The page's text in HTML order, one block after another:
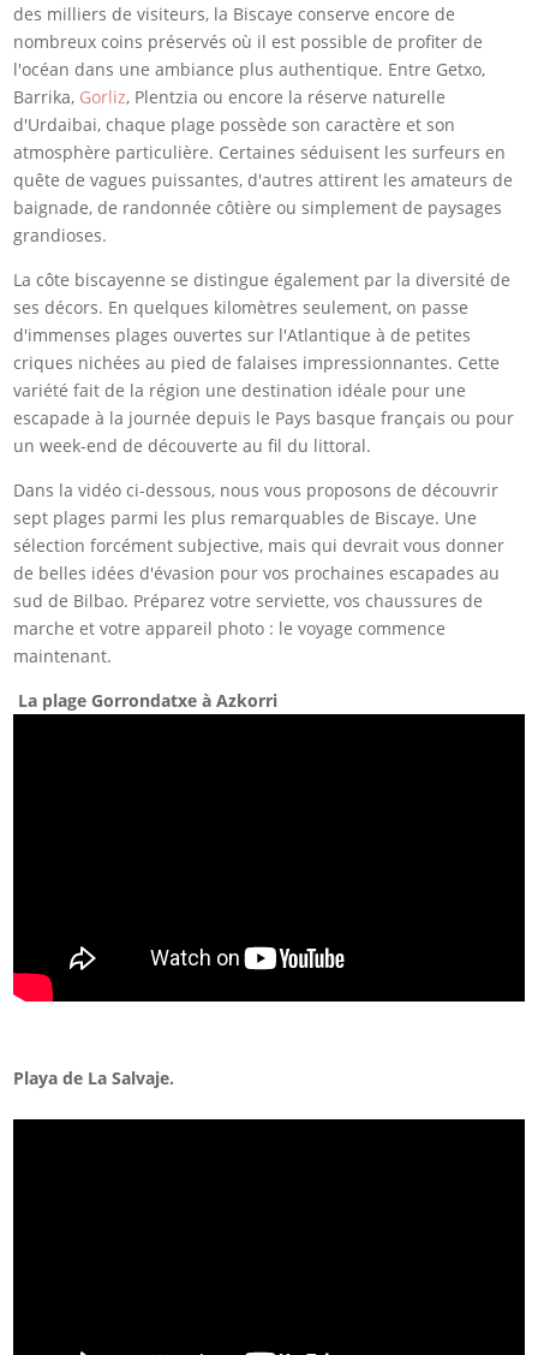
des milliers de visiteurs, la Biscaye conserve encore de
nombreux coins préservés où il est possible de profiter de
l'océan dans une ambiance plus authentique. Entre Getxo,
Barrika, Gorliz, Plentzia ou encore la réserve naturelle
d'Urdaibai, chaque plage possède son caractère et son
atmosphère particulière. Certaines séduisent les surfeurs en
quête de vagues puissantes, d'autres attirent les amateurs de
baignade, de randonnée côtière ou simplement de paysages
grandioses.
La côte biscayenne se distingue également par la diversité de
ses décors. En quelques kilomètres seulement, on passe
d'immenses plages ouvertes sur l'Atlantique à de petites
criques nichées au pied de falaises impressionnantes. Cette
variété fait de la région une destination idéale pour une
escapade à la journée depuis le Pays basque français ou pour
un week-end de découverte au fil du littoral.
Dans la vidéo ci-dessous, nous vous proposons de découvrir
sept plages parmi les plus remarquables de Biscaye. Une
sélection forcément subjective, mais qui devrait vous donner
de belles idées d'évasion pour vos prochaines escapades au
sud de Bilbao. Préparez votre serviette, vos chaussures de
marche et votre appareil photo : le voyage commence
maintenant.
La plage Gorrondatxe à Azkorri
Playa de La Salvaje.